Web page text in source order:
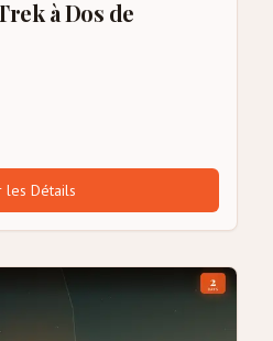
à Dos de
les Détails